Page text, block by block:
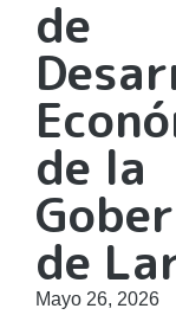
de
de la
de
Mayo 26, 2026